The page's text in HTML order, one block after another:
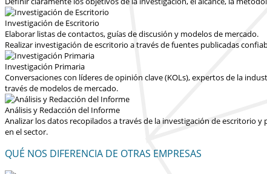
Investigación de Escritorio
Elaborar listas de contactos, guías de discusión y modelos de mercado.
Realizar investigación de escritorio a través de fuentes publicadas
Investigación Primaria
Conversaciones con líderes de opinión clave (KOLs), expertos de la
través de modelos de mercado.
Análisis y Redacción del Informe
Analizar los datos recopilados a través de la investigación de escritorio
en el sector.
QUÉ NOS DIFERENCIA DE OTRAS EMPRESAS